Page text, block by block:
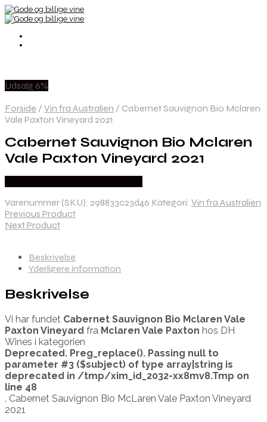
Udsalg 6%
Forside / Vin fra Australien / Cabernet Sauvignon Bio Mclaren
Vale Paxton Vineyard 2021
Cabernet Sauvignon Bio Mclaren
Vale Paxton Vineyard 2021
Varenummer (SKU): 298833c23d46 Kategori: Vin fra Australien
Previous Product
Next Product
Beskrivelse
Yderligere information
Beskrivelse
Vi har fundet Cabernet Sauvignon Bio Mclaren Vale
Paxton Vineyard fra Mclaren Vale Paxton hos DH
Wines i kategorien
Deprecated. Preg_replace(). Passing null to
parameter #3 ($subject) of type array|string is
deprecated in /tmp/xim_id_2032-xx8mv8.Tmp on
line 48
. Cabernet Sauvignon Bio McLaren Vale Paxton Vineyard
2021